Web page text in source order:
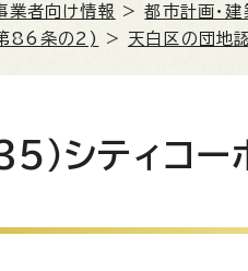
業者向け情報 >都市計画・建
86条の2)
> 天白区の団地
）シティコー